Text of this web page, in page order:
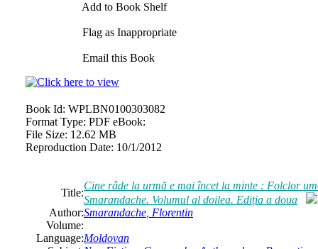
Add to Book Shelf
Flag as Inappropriate
Email this Book
Book Id: WPLBN0100303082
Format Type: PDF eBook:
File Size: 12.62 MB
Reproduction Date: 10/1/2012
Title:
Cine râde la urmă e mai încet la minte : Folclor
Smarandache. Volumul al doilea. Ediția a doua
Author:Smarandache Florentin
Volume:
Language:Moldovan